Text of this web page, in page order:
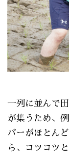
一列に並んで
が集うため、
バーがほとん
ら、コツコツ